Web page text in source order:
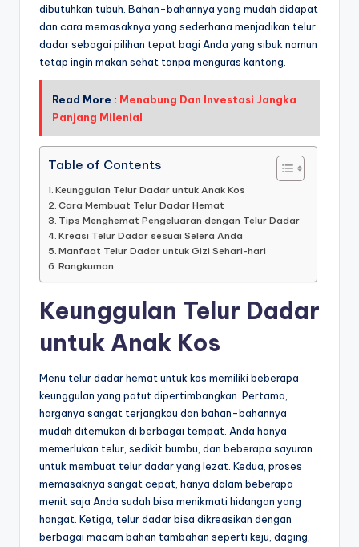
dibutuhkan tubuh. Bahan-bahannya yang mudah didapat
dan cara memasaknya yang sederhana menjadikan telur
dadar sebagai pilihan tepat bagi Anda yang sibuk namun
tetap ingin makan sehat tanpa menguras kantong.
Read More : Menabung Dan Investasi Jangka
Panjang Milenial
Table of Contents
Keunggulan Telur Dadar untuk Anak Kos
Cara Membuat Telur Dadar Hemat
Tips Menghemat Pengeluaran dengan Telur Dadar
Kreasi Telur Dadar sesuai Selera Anda
Manfaat Telur Dadar untuk Gizi Sehari-hari
Rangkuman
Keunggulan Telur Dadar
untuk Anak Kos
Menu telur dadar hemat untuk kos memiliki beberapa
keunggulan yang patut dipertimbangkan. Pertama,
harganya sangat terjangkau dan bahan-bahannya
mudah ditemukan di berbagai tempat. Anda hanya
memerlukan telur, sedikit bumbu, dan beberapa sayuran
untuk membuat telur dadar yang lezat. Kedua, proses
memasaknya sangat cepat, hanya dalam beberapa
menit saja Anda sudah bisa menikmati hidangan yang
hangat. Ketiga, telur dadar bisa dikreasikan dengan
berbagai macam bahan tambahan seperti keju, daging,